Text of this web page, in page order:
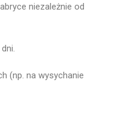
niezależnie od
(np. na wysychanie